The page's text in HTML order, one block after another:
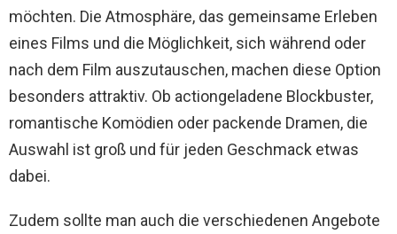
möchten. Die Atmosphäre, das gemeinsame Erleben
eines Films und die Möglichkeit, sich während oder
nach dem Film auszutauschen, machen diese Option
besonders attraktiv. Ob actiongeladene Blockbuster,
romantische Komödien oder packende Dramen, die
Auswahl ist groß und für jeden Geschmack etwas
dabei.
Zudem sollte man auch die verschiedenen Angebote